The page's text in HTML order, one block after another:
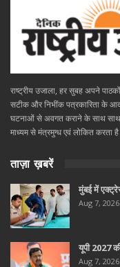
राष्ट्रीय उजाला, हर सुबह अपने
सटीक और निभींक पत्रकारिता के
घटनाओं से अवगत कराने के साथ साथ
माध्यम से मंत्रमुग्ध एवं लोकित करता
ताज़ा ख़बरें
मुंबई में
Aug 7, 2026
यूपी 2027
Aug 7, 2026